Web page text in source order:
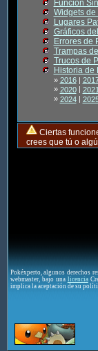
Función
Widgets de
Lugares
Gráficos
Errores de
Trampas
Trucos de
Historia de
» 2016|
» 2020| 2021
» 2024|
Ciertas
crees que tú o
Pokéxperto, algunos derechos
webmaster, bajo una licencia
implica la aceptación de su